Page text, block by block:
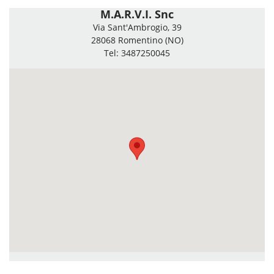
M.A.R.V.I. Snc
Via Sant'Ambrogio, 39
28068 Romentino (NO)
Tel: 3487250045